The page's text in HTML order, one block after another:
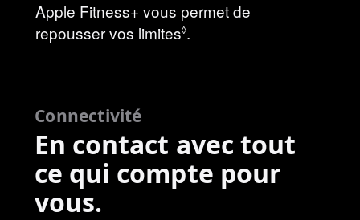
Apple Fitness+ vous permet de
repousser vos limites◊Voir
.
Connectivité
En contact avec tout
ce qui compte pour
vous.